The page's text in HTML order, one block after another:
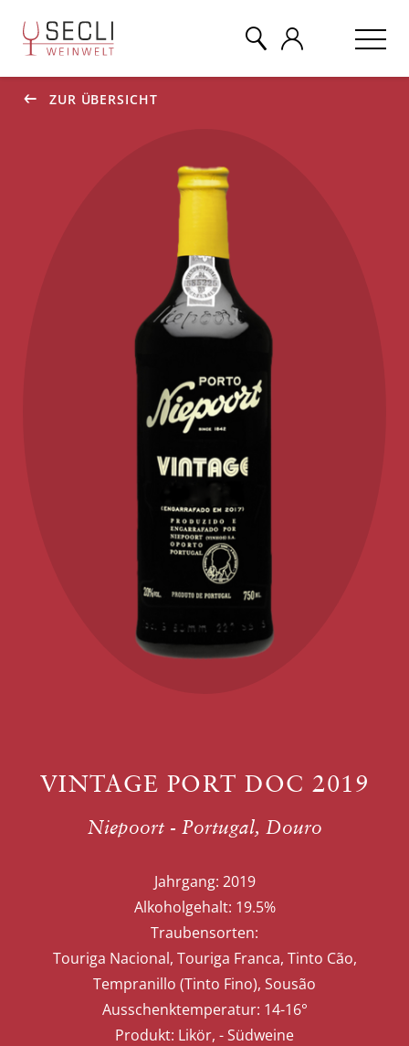
ZUR ÜBERSICHT
VINTAGE PORT DOC 2019
Niepoort - Portugal, Douro
Jahrgang: 2019
Alkoholgehalt: 19.5%
Traubensorten:
Touriga Nacional, Touriga Franca, Tinto Cão,
Tempranillo (Tinto Fino), Sousão
Ausschenktemperatur: 14-16°
Produkt: Likör, - Südweine